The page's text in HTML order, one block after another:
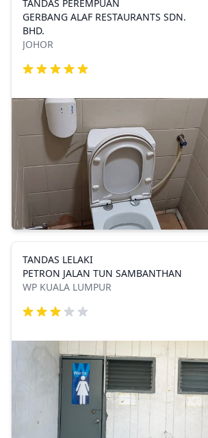
TANDAS PEREMPUAN
GERBANG ALAF RESTAURANTS SDN.
BHD.
JOHOR
TANDAS LELAKI
PETRON JALAN TUN SAMBANTHAN
WP KUALA LUMPUR